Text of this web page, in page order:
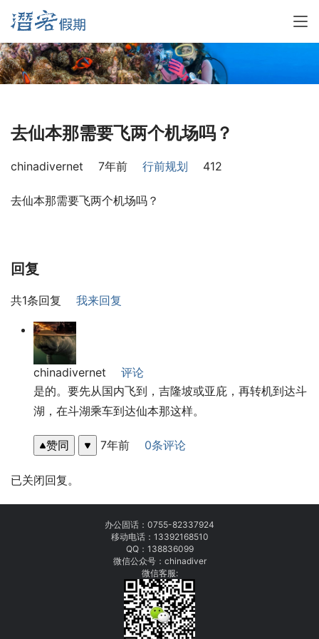
去仙本那需要飞两个机场吗？
chinadivernet 7年前 行前规划 412
去仙本那需要飞两个机场吗？
回复
共1条回复 我来回复
chinadivernet
评论
是的。要先从国内飞到，吉隆坡或亚庇，再转机到达斗
湖，在斗湖乘车到达仙本那这样。
赞同 7年前 0条评论
已关闭回复。
办公固话： 0755-82337924
移动电话： 13392168510
QQ：138836099
微信公众号：chinadiver
微信客服: